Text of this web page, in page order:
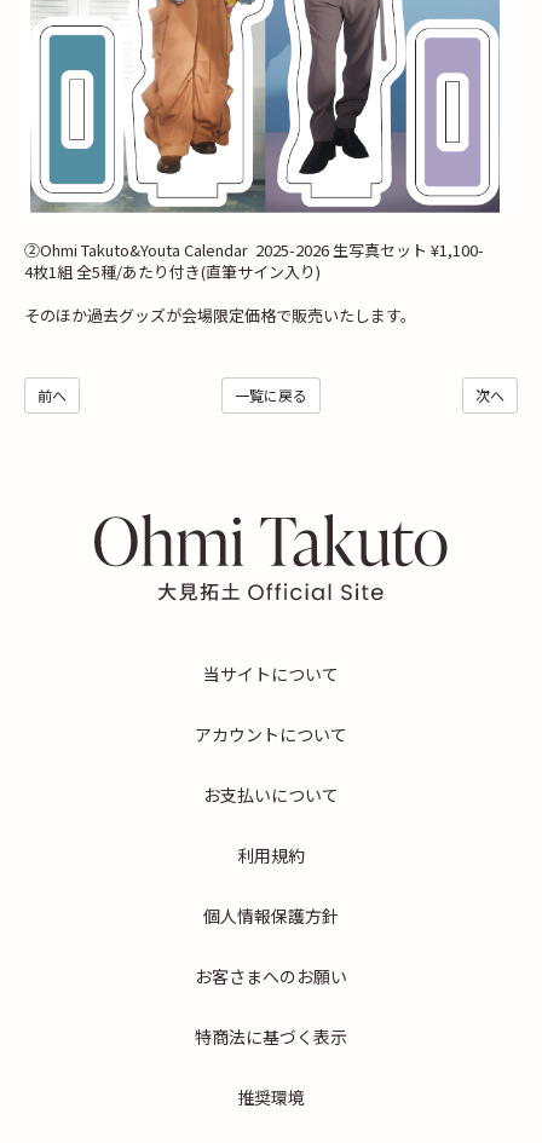
②Ohmi Takuto&Youta Calendar 2025-2026 生写真セット ¥1,100-
4枚1組 全5種/あたり付き(直筆サイン入り)
そのほか過去グッズが会場限定価格で販売いたします。
前へ 一覧に戻る 次へ
当サイトについて
アカウントについて
お支払いについて
利用規約
個人情報保護方針
お客さまへのお願い
特商法に基づく表示
推奨環境